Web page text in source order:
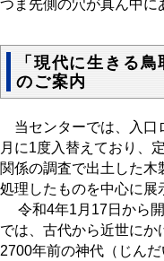
つま先側の穴が真ん中に
「現代に生きる鳥
のご案内
当センターでは、入口
月に1度入替えており、
関係の調査で出土した木
処理したものを中心に展
令和4年1月17日から
では、古代から近世にか
2700年前の神代（じん